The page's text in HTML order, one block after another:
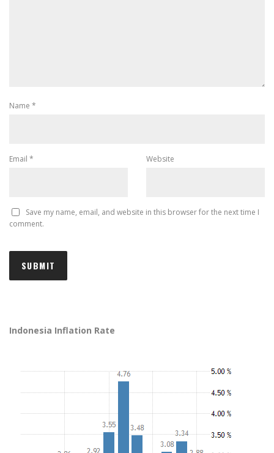
Name *
Email * Website
Save my name, email, and website in this browser for the next time I
comment.
Indonesia Inflation Rate